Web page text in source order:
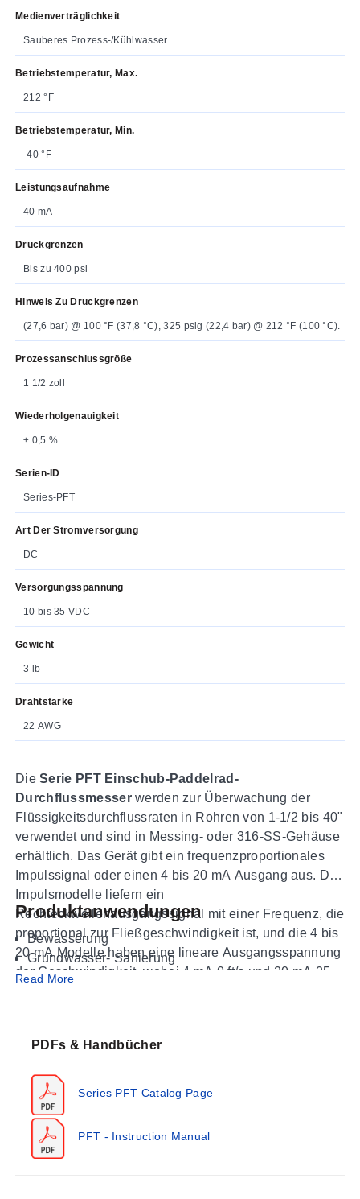
Medienverträglichkeit
Sauberes Prozess-/Kühlwasser
Betriebstemperatur, Max.
212 °F
Betriebstemperatur, Min.
-40 °F
Leistungsaufnahme
40 mA
Druckgrenzen
Bis zu 400 psi
Hinweis Zu Druckgrenzen
(27,6 bar) @ 100 °F (37,8 °C), 325 psig (22,4 bar) @ 212 °F (100 °C).
Prozessanschlussgröße
1 1/2 zoll
Wiederholgenauigkeit
± 0,5 %
Serien-ID
Series-PFT
Art Der Stromversorgung
DC
Versorgungsspannung
10 bis 35 VDC
Gewicht
3 lb
Drahtstärke
22 AWG
DieSerie PFT Einschub-Paddelrad-
Durchflussmesserwerden zur Überwachung der
Flüssigkeitsdurchflussraten in Rohren von 1-1/2 bis 40"
verwendet und sind in Messing- oder 316-SS-Gehäuse
erhältlich. Das Gerät gibt ein frequenzproportionales
Impulssignal oder einen 4 bis 20 mA Ausgang aus. Die
Impulsmodelle liefern ein
Rechteckwellenausgangssignal mit einer Frequenz, die
proportional zur Fließgeschwindigkeit ist, und die 4 bis
20 mA Modelle haben eine lineare Ausgangsspannung
der Geschwindigkeit, wobei 4 mA 0 ft/s und 20 mA 25
65 WARNHINWEIS.
Produktanwendungen
Bewässerung
Grundwasser- Sanierung
Kühlsysteme
Read More
PDFs & Handbücher
Series PFT Catalog Page
PFT - Instruction Manual